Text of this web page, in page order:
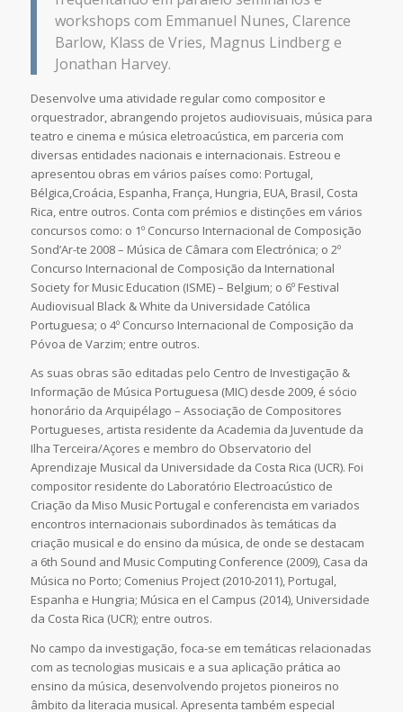
workshops com Emmanuel Nunes, Clarence
Barlow, Klass de Vries, Magnus Lindberg e
Jonathan Harvey.
Desenvolve uma atividade regular como compositor e
orquestrador, abrangendo projetos audiovisuais, música para
teatro e cinema e música eletroacústica, em parceria com
diversas entidades nacionais e internacionais. Estreou e
apresentou obras em vários países como: Portugal,
Bélgica,Croácia, Espanha, França, Hungria, EUA, Brasil, Costa
Rica, entre outros. Conta com prémios e distinções em vários
concursos como: o 1º Concurso Internacional de Composição
Sond’Ar-te 2008 – Música de Câmara com Electrónica; o 2º
Concurso Internacional de Composição da International
Society for Music Education (ISME) – Belgium; o 6º Festival
Audiovisual Black & White da Universidade Católica
Portuguesa; o 4º Concurso Internacional de Composição da
Póvoa de Varzim; entre outros.
As suas obras são editadas pelo Centro de Investigação &
Informação de Música Portuguesa (MIC) desde 2009, é sócio
honorário da Arquipélago – Associação de Compositores
Portugueses, artista residente da Academia da Juventude da
Ilha Terceira/Açores e membro do Observatorio del
Aprendizaje Musical da Universidade da Costa Rica (UCR). Foi
compositor residente do Laboratório Electroacústico de
Criação da Miso Music Portugal e conferencista em variados
encontros internacionais subordinados às temáticas da
criação musical e do ensino da música, de onde se destacam
a 6th Sound and Music Computing Conference (2009), Casa da
Música no Porto; Comenius Project (2010-2011), Portugal,
Espanha e Hungria; Música en el Campus (2014), Universidade
da Costa Rica (UCR); entre outros.
No campo da investigação, foca-se em temáticas relacionadas
com as tecnologias musicais e a sua aplicação prática ao
ensino da música, desenvolvendo projetos pioneiros no
âmbito da literacia musical. Apresenta também especial